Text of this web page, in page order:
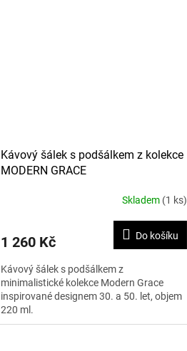
Kávový šálek s podšálkem z kolekce
MODERN GRACE
Skladem (1 ks)
1 260 Kč Do košíku
Kávový šálek s podšálkem z
minimalistické kolekce Modern Grace
inspirované designem 30. a 50. let, objem
220 ml.